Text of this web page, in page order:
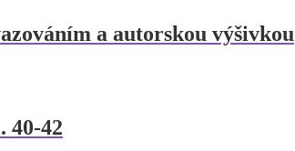
a autorskou výšivkou
40-42